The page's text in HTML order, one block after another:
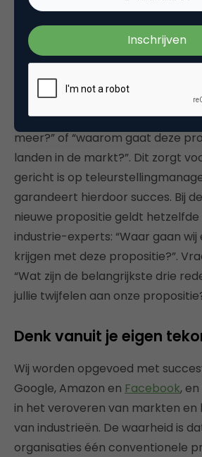
kunnen mislukken
Wij stellen eigenlijk altijd bij de
vraag: “Waarom bestaan jullie
meer?” of “waarom gaat deze
landen in de markt?”. Dit zorgt
gericht is op
garandeert hierdoor succes. Bij
nieuwe propositie geldt
industrie-experts: “Waar gaan
krijgen met deze propositie?”.
“Wat zijn de belangrijkste drie
jullie twijfelen aan onze
Denk vanuit je eigen
Wij worden opgevoed met
Google, Amazon en Facebook,
in het veroveren van markten en
van industrieën. De waarheid is
organisaties één conventionele